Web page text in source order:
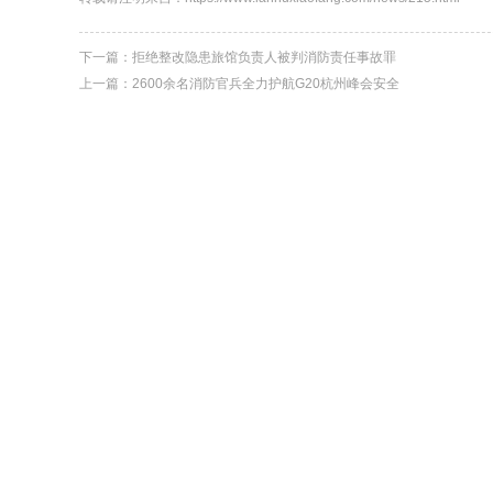
下一篇： 拒绝整改隐患旅馆负责人被判消防责任事故罪
上一篇： 2600余名消防官兵全力护航G20杭州峰会安全